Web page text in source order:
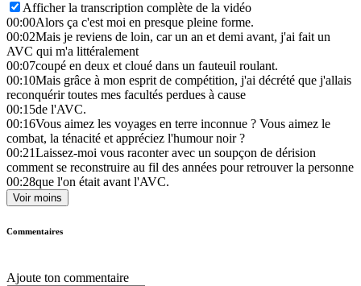
Afficher la transcription complète de la vidéo
00:00Alors ça c'est moi en presque pleine forme.
00:02Mais je reviens de loin, car un an et demi avant, j'ai fait un
AVC qui m'a littéralement
00:07coupé en deux et cloué dans un fauteuil roulant.
00:10Mais grâce à mon esprit de compétition, j'ai décrété que j'allais
reconquérir toutes mes facultés perdues à cause
00:15de l'AVC.
00:16Vous aimez les voyages en terre inconnue ? Vous aimez le
combat, la ténacité et appréciez l'humour noir ?
00:21Laissez-moi vous raconter avec un soupçon de dérision
comment se reconstruire au fil des années pour retrouver la personne
00:28que l'on était avant l'AVC.
Voir moins
Commentaires
Ajoute ton commentaire